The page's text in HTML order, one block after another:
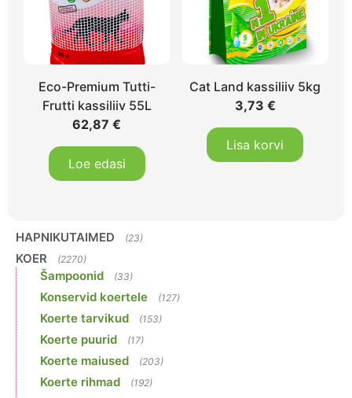
Eco-Premium Tutti-
Frutti kassiliiv 55L
62,87€
Loe edasi
Cat Land kassiliiv 5kg
3,73 €
Lisa korvi
HAPNIKUTAIMED (23)
KOER (2270)
Šampoonid (33)
Konservid koertele (127)
Koerte tarvikud (153)
Koerte puurid (17)
Koerte maiused (203)
Koerte rihmad (192)